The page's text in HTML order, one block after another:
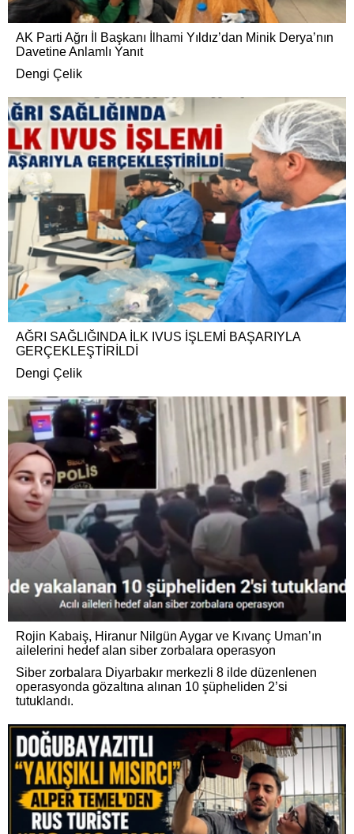
AK Parti Ağrı İl Başkanı İlhami Yıldız’dan Minik Derya’nın
Davetine Anlamlı Yanıt
Dengi Çelik
AĞRI SAĞLIĞINDA İLK IVUS İŞLEMİ BAŞARIYLA
GERÇEKLEŞTİRİLDİ
Dengi Çelik
Rojin Kabaiş, Hiranur Nilgün Aygar ve Kıvanç Uman’ın
ailelerini hedef alan siber zorbalara operasyon
Siber zorbalara Diyarbakır merkezli 8 ilde düzenlenen
operasyonda gözaltına alınan 10 şüpheliden 2’si
tutuklandı.